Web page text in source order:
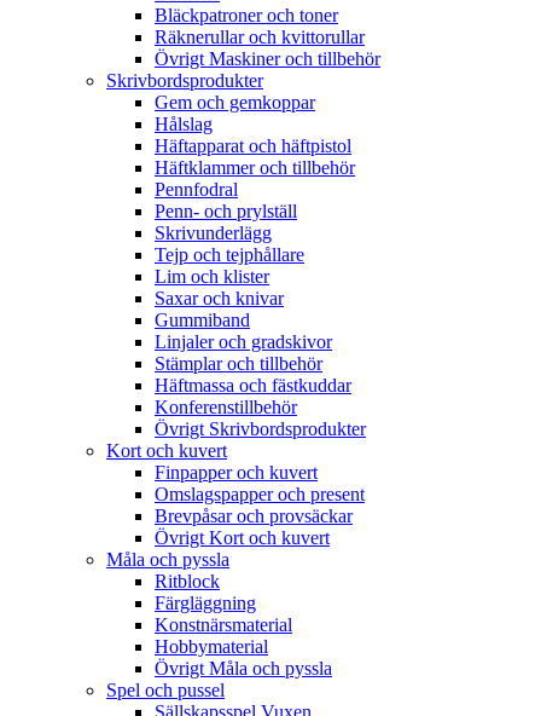
Bläckpatroner och toner
Räknerullar och kvittorullar
Övrigt Maskiner och tillbehör
Skrivbordsprodukter
Gem och gemkoppar
Hålslag
Häftapparat och häftpistol
Häftklammer och tillbehör
Pennfodral
Penn- och prylställ
Skrivunderlägg
Tejp och tejphållare
Lim och klister
Saxar och knivar
Gummiband
Linjaler och gradskivor
Stämplar och tillbehör
Häftmassa och fästkuddar
Konferenstillbehör
Övrigt Skrivbordsprodukter
Kort och kuvert
Finpapper och kuvert
Omslagspapper och present
Brevpåsar och provsäckar
Övrigt Kort och kuvert
Måla och pyssla
Ritblock
Färgläggning
Konstnärsmaterial
Hobbymaterial
Övrigt Måla och pyssla
Spel och pussel
Sällskapsspel Vuxen